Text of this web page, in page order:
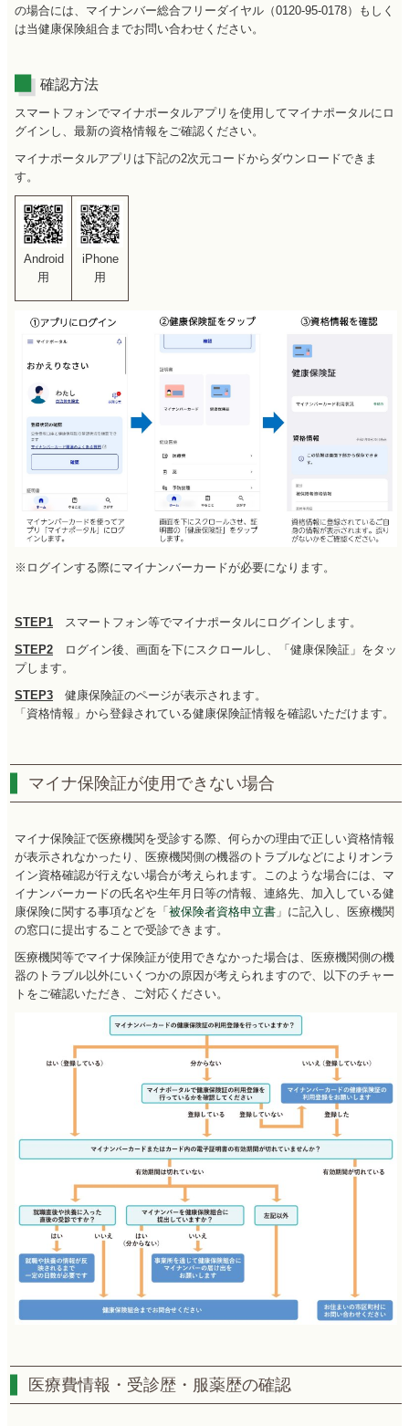
の場合には、マイナンバー総合フリーダイヤル（0120-95-0178）もしく
は当健康保険組合までお問い合わせください。
確認方法
スマートフォンでマイナポータルアプリを使用してマイナポータルにロ
グインし、最新の資格情報をご確認ください。
マイナポータルアプリは下記の2次元コードからダウンロードできま
す。
Android
用
iPhone
用
※ログインする際にマイナンバーカードが必要になります。
STEP1
スマートフォン等でマイナポータルにログインします。
STEP2 ログイン後、画面を下にスクロールし、「健康保険証」をタッ
プします。
STEP3 健康保険証のページが表示されます。
「資格情報」から登録されている健康保険証情報を確認いただけます。
マイナ保険証が使用できない場合
マイナ保険証で医療機関を受診する際、何らかの理由で正しい資格情報
が表示されなかったり、医療機関側の機器のトラブルなどによりオンラ
イン資格確認が行えない場合が考えられます。このような場合には、マ
イナンバーカードの氏名や生年月日等の情報、連絡先、加入している健
康保険に関する事項などを「 被保険者資格申立書 」に記入し、医療機関
の窓口に提出することで受診できます。
医療機関等でマイナ保険証が使用できなかった場合は、医療機関側の機
器のトラブル以外にいくつかの原因が考えられますので、以下のチャー
トをご確認いただき、ご対応ください。
医療費情報・受診歴・服薬歴の確認